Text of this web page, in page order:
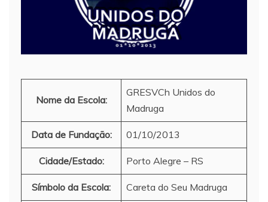
Nome da Escola:
GRESVCh Unidos do
Madruga
Data de Fundação: 01/10/2013
Cidade/Estado: Porto Alegre – RS
Símbolo da Escola: Careta do Seu Madruga